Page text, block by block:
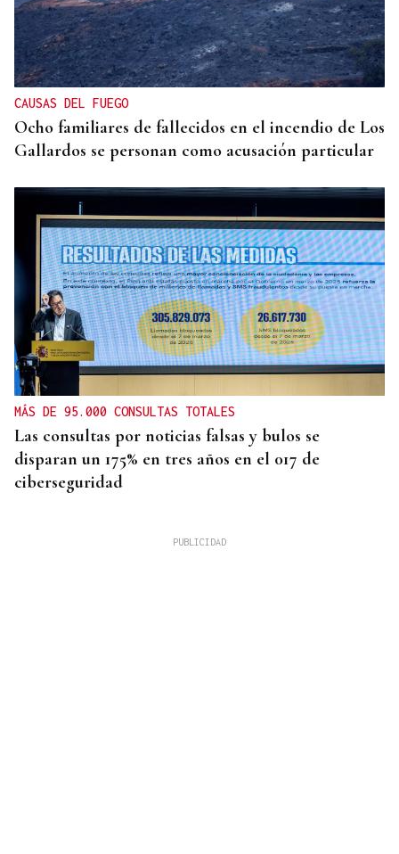
CAUSAS DEL FUEGO
Ocho familiares de fallecidos en el incendio de Los
Gallardos se personan como acusación particular
MÁS DE 95.000 CONSULTAS TOTALES
Las consultas por noticias falsas y bulos se
disparan un 175% en tres años en el 017 de
ciberseguridad